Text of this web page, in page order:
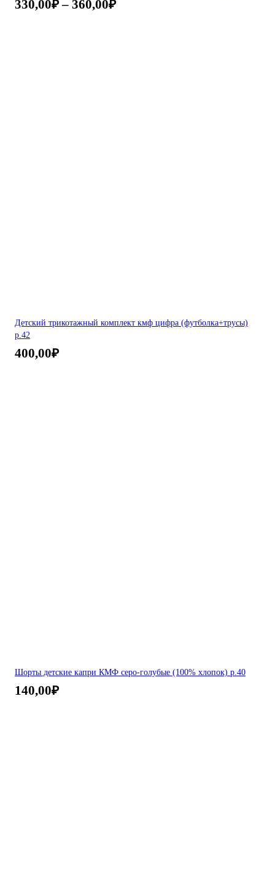
330,00₽– 360,00₽
Детский трикотажный комплект кмф цифра (футболка+трусы)
р.42
400,00₽
Шорты детские капри КМФ серо-голубые (100% хлопок) р.40
140,00₽